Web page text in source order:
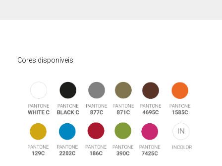
Cores disponíveis